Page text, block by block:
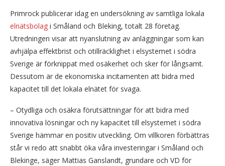
Primrock publicerar idag en undersökning av samtliga lokala
elnätsbolag i Småland och Bleking, totalt 28 företag.
Utredningen visar att nyanslutning av anläggningar som kan
avhjälpa effektbrist och otillräcklighet i elsystemet i södra
Sverige är förknippat med osäkerhet och sker för långsamt.
Dessutom är de ekonomiska incitamenten att bidra med
kapacitet till det lokala elnätet för svaga.
– Otydliga och osäkra förutsättningar för att bidra med
innovativa lösningar och ny kapacitet till elsystemet i södra
Sverige hämmar en positiv utveckling. Om villkoren förbättras
står vi redo att snabbt öka våra investeringar i Småland och
Blekinge, säger Mattias Ganslandt, grundare och VD för